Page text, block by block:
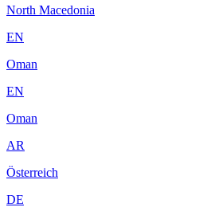
North Macedonia
EN
Oman
EN
Oman
AR
Österreich
DE